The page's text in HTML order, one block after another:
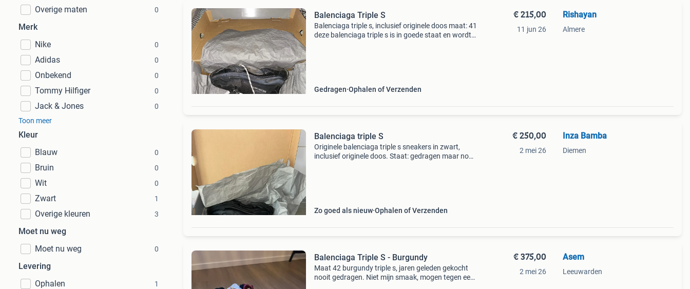
Overige maten 0
Merk
Nike
0
Adidas 0
Onbekend 0
Tommy Hilfiger 0
Jack & Jones
0
Toon meer
Kleur
Blauw
0
Bruin 0
Wit 0
Zwart 1
Overige kleuren 3
Moet nu weg
Moet nu weg
0
Levering
Ophalen
1
Balenciaga Triple S
Balenciaga triple s, inclusief originele doos maat: 41
deze balenciaga triple s is in goede staat en wordt
Gedragen Ophalen of Verzenden
€ 215,00
11 jun 26
Rishayan
Almere
Balenciaga triple S
Originele balenciaga triple s sneakers in zwart,
inclusief originele doos. Staat: gedragen maar nog
Zo goed als nieuw Ophalen of Verzenden
€ 250,00
2 mei 26
Inza Bamba
Diemen
Balenciaga Triple S - Burgundy
Maat 42 burgundy triple s, jaren geleden gekocht
nooit gedragen. Niet mijn smaak, mogen tegen een
€ 375,00
2 mei 26
Asem
Leeuwarden